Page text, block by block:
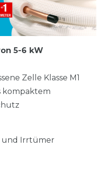
5-6 kW
Zelle Klasse M1
kompaktem
und Irrtümer